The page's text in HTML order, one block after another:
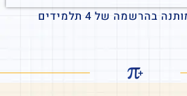
פתיחת קורס מותנה בהרשמה של 4 תלמידים